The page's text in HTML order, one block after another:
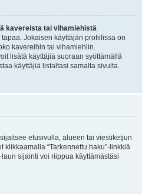
kavereista tai vihamiehistä
Jokaisen käyttäjän profiilissa on
kavereihin tai vihamiehiin.
lisätä käyttäjiä suoraan syöttämällä
käyttäjiä listaltasi samalta sivulta.
etusivulla, alueen tai viestiketjun
klikkaamalla “Tarkennettu haku”-linkkiä
sijainti voi riippua käyttämästäsi